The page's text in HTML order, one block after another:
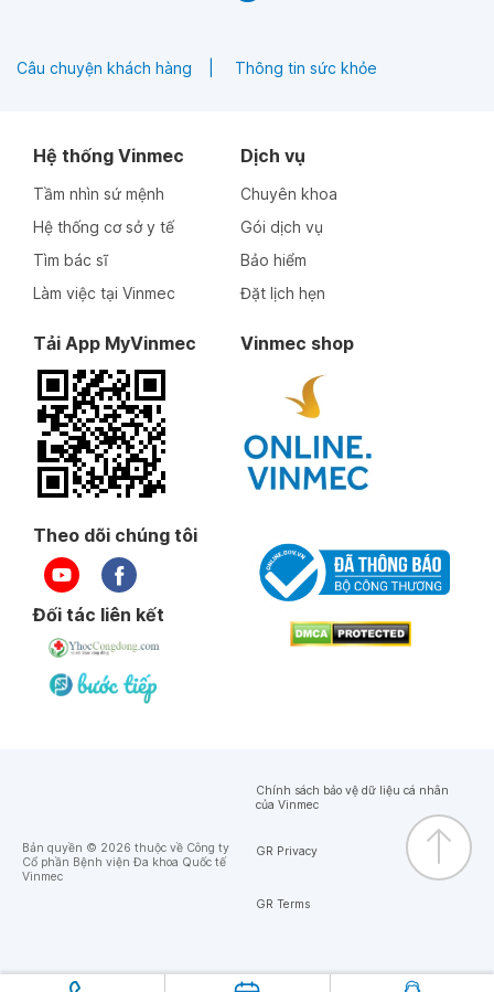
Câu chuyện khách hàng Thông tin sức khỏe
Hệ thống Vinmec
Tầm nhìn sứ mệnh
Hệ thống cơ sở y tế
Tìm bác sĩ
Làm việc tại Vinmec
Dịch vụ
Chuyên khoa
Gói dịch vụ
Bảo hiểm
Đặt lịch hẹn
Tải App MyVinmec Vinmec shop
Theo dõi chúng tôi
Đối tác liên kết
Bản quyền © 2026 thuộc về Công ty
Cổ phần Bệnh viện Đa khoa Quốc tế
Vinmec
Chính sách bảo vệ dữ liệu cá nhân
của Vinmec
GR Privacy
GR Terms